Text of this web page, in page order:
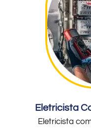
Eletricista
Eletricista